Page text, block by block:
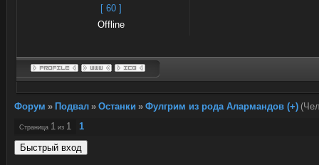
[ 60 ]
Offline
Форум » Подвал » Останки » Фулгрим из рода Алармандов (+)
Страница 1 из 1 1